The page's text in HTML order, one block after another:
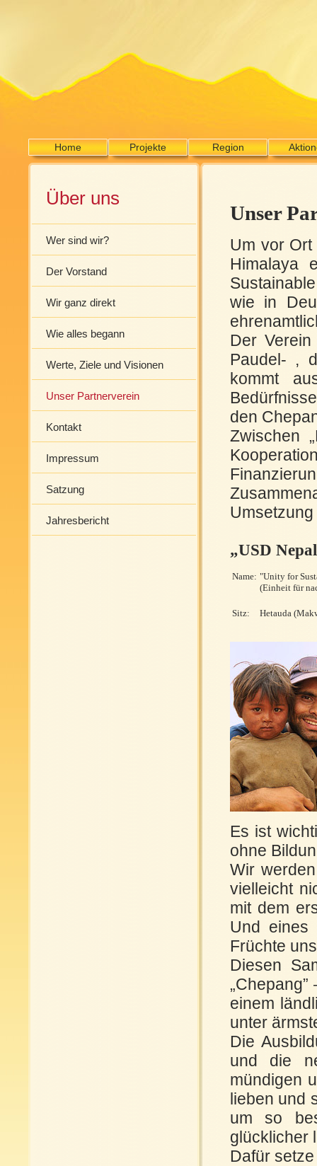
Home Projekte Region
Über uns
Wer sind wir?
Der Vorstand
Wir ganz direkt
Wie alles begann
Werte, Ziele und Visionen
Unser Partnerverein
Kontakt
Impressum
Satzung
Jahresbericht
Unser
Um vor
Himalaya
wie in
Der
Paudel- ,
kommt
den
Zwischen
„USD
Name: "Unity for
(Einheit für
Sitz: Hetauda
Es ist
ohne
Wir
vielleicht
mit dem
Und eines
Früchte
Diesen
einem
unter
Die
und die
mündigen
lieben und
um so
glücklicher
Dafür